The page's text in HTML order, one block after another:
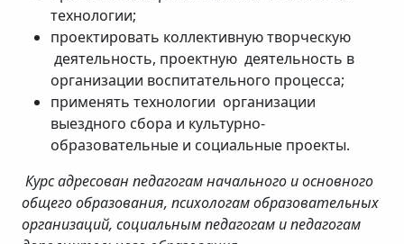
технологии;
проектировать коллективную творческую
деятельность, проектную деятельность в
организации воспитательного процесса;
применять технологии организации
выездного сбора и культурно-
образовательные и социальные проекты.
Курс адресован педагогам начального и основного
общего образования, психологам образовательных
организаций, социальным педагогам и педагогам